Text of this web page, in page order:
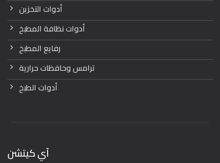
أدوات التخزين
أدوات نظافة المطبخ
رفايع المطبخ
ترامس وحافظات حرارية
أدوات الطبخ
آي كيتشن